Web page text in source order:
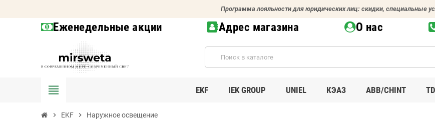
Программа лояльности для юридических лиц: скидки, специальные
Еженедельные акции Адрес магазина О нас
view_headline EKF IEK GROUP UNIEL КЭАЗ ABB/CHINT
chevron_right EKF chevron_right Наружное освещение